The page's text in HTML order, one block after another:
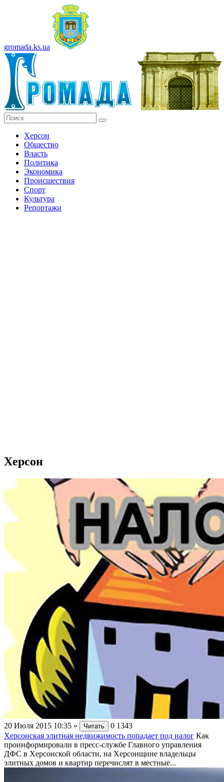
gromada.ks.ua
Херсон
Общество
Власть
Политика
Экономика
Происшествия
Спорт
Культура
Репортажи
Херсон
20 Июля 2015 10:35 » Читать 0 1343
Херсонская элитная недвижимость попадает под налог Как
проинформировали в пресс-службе Главного управления
ДФС в Херсонской области, на Херсонщине владельцы
элитных домов и квартир перечислят в местные...